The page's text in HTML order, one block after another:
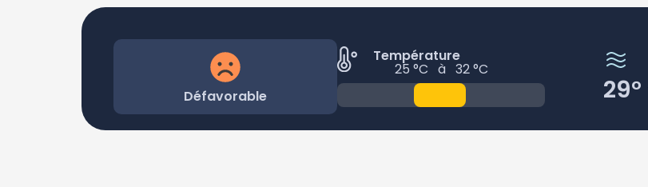
Défavorable
Température
25 °C à 32 °C
29°